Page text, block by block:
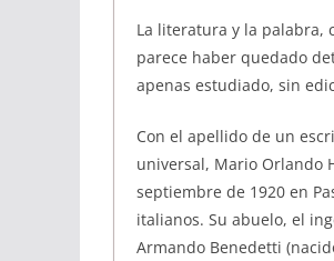
La literatura y la palabra,
parece haber quedado
apenas estudiado, sin
Con el apellido de un
universal, Mario Orlando
septiembre de 1920 en
italianos. Su abuelo, el
Armando Benedetti